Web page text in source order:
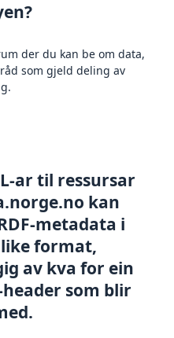
der du kan be om data,
som gjeld deling av
ar til ressursar
kan
metadata i
format,
av kva for ein
som blir